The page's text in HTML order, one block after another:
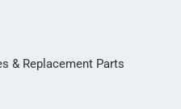
& Replacement Parts